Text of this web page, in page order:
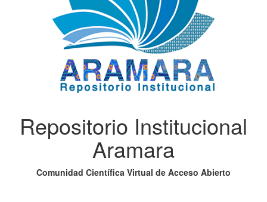
Repositorio Institucional
Aramara
Comunidad Científica Virtual de Acceso Abierto